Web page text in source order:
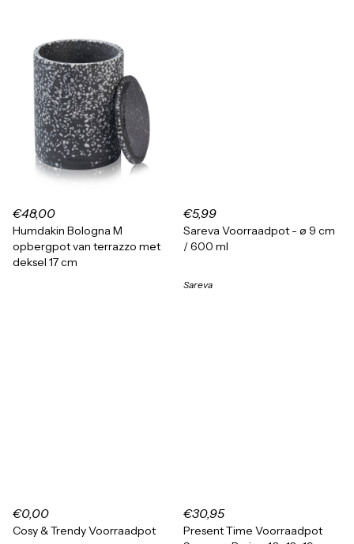
€48,00
Humdakin Bologna M
opbergpot van terrazzo met
deksel 17 cm
€5,99
Sareva Voorraadpot - ø 9 cm
/ 600 ml
Sareva
€0,00
Cosy & Trendy Voorraadpot
€30,95
Present Time Voorraadpot